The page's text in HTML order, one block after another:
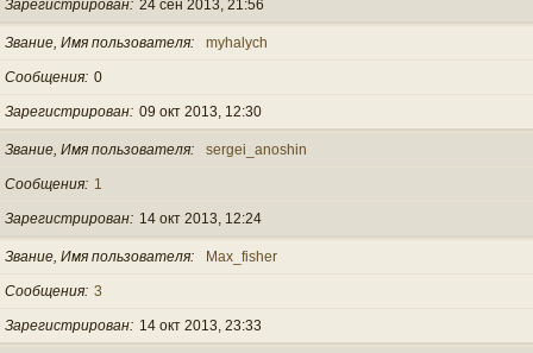
Зарегистрирован 24 сен 2013, 21:56
Звание, Имя пользователя myhalych
Сообщения 0
Зарегистрирован 09 окт 2013, 12:30
Звание, Имя пользователя sergei_anoshin
Сообщения 1
Зарегистрирован 14 окт 2013, 12:24
Звание, Имя пользователя Max_fisher
Сообщения 3
Зарегистрирован 14 окт 2013, 23:33